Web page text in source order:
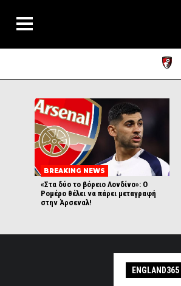
BREAKING NEWS
«Στα δύο το βόρειο Λονδίνο»: Ο
Ρομέρο θέλει να πάρει μεταγραφή
στην Άρσεναλ!
ENGLAND365